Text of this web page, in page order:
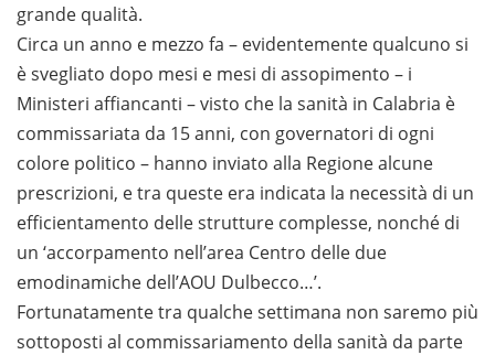
grande qualità.
Circa un anno e mezzo fa – evidentemente qualcuno si
è svegliato dopo mesi e mesi di assopimento – i
Ministeri affiancanti – visto che la sanità in Calabria è
commissariata da 15 anni, con governatori di ogni
colore politico – hanno inviato alla Regione alcune
prescrizioni, e tra queste era indicata la necessità di un
efficientamento delle strutture complesse, nonché di
un ‘accorpamento nell’area Centro delle due
emodinamiche dell’AOU Dulbecco…’.
Fortunatamente tra qualche settimana non saremo più
sottoposti al commissariamento della sanità da parte